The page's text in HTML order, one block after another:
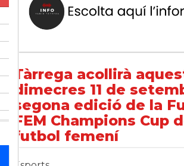
Tàrrega acollirà
dimecres 11 de
segona edició de la
FEM Champions Cup
futbol femení